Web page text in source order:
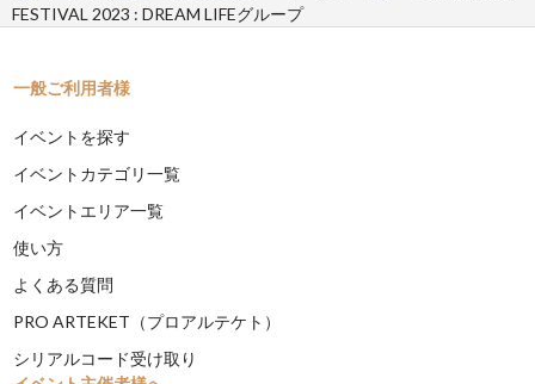
FESTIVAL 2023 : DREAM LIFEグループ
一般ご利用者様
イベントを探す
イベントカテゴリ一覧
イベントエリア一覧
使い方
よくある質問
PRO ARTEKET（プロアルテケト）
シリアルコード受け取り